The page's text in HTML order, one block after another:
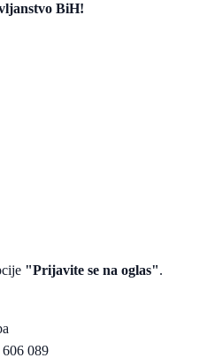
BiH!
"Prijavite se na oglas".
089